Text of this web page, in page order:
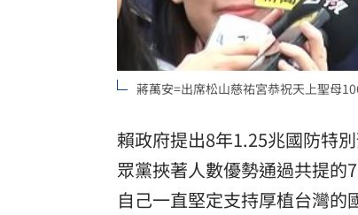
「拍片人的多重宇宙」職涯論壇9/
8國球員齊聚高雄 Formosa 7s掀
蔣萬安=出席松山慈祐宮恭祝天上聖母
賴政府提出8年1.25兆國防特
眾黨挾著人數優勢通過共提的
自己一直堅定支持厚植台灣